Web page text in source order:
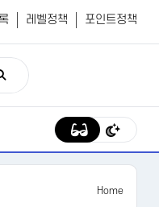
레벨정책 포인트정책
Home